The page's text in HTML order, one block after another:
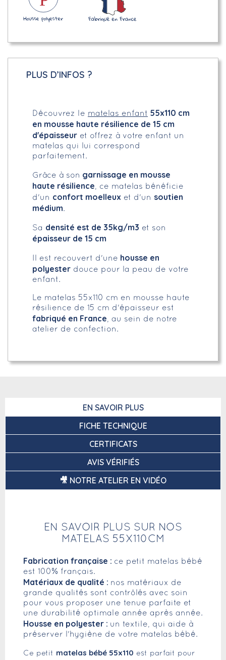
PLUS D’INFOS ?
Découvrez le matelas enfant 55x110 cm
en mousse haute résilience de 15 cm
d'épaisseur et offrez à votre enfant un
matelas qui lui correspond
parfaitement.
Grâce à son garnissage en mousse
haute résilience, ce matelas bénéficie
d'un confort moelleux et d'un soutien
médium.
Sa densité est de 35kg/m3 et son
épaisseur de 15 cm
Il est recouvert d'une housse en
polyester douce pour la peau de votre
enfant.
Le matelas 55x110 cm en mousse haute
résilience de 15 cm d'épaisseur est
fabriqué en France, au sein de notre
atelier de confection.
EN SAVOIR PLUS
FICHE TECHNIQUE
CERTIFICATS
AVIS VÉRIFIÉS
🎥 NOTRE ATELIER EN VIDÉO
EN SAVOIR PLUS SUR NOS
MATELAS 55X110CM
Fabrication française : ce petit matelas bébé
est 100% français.
Matériaux de qualité : nos matériaux de
grande qualités sont contrôlés avec soin
pour vous proposer une tenue parfaite et
une durabilité optimale année après année.
Housse en polyester : un textile, qui aide à
préserver l'hygiène de votre matelas bébé.
Ce petit matelas bébé 55x110 est parfait pour